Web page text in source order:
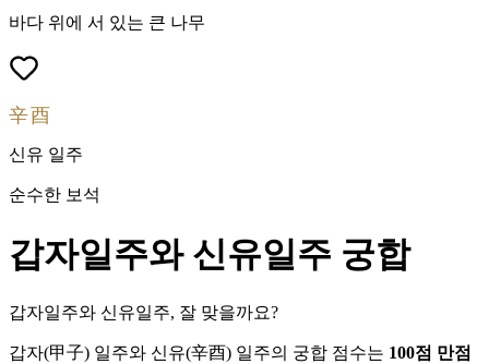
바다 위에 서 있는 큰 나무
辛酉
신유 일주
순수한 보석
갑자일주와 신유일주 궁합
갑자일주와 신유일주, 잘 맞을까요?
갑자(甲子) 일주와 신유(辛酉) 일주의 궁합 점수는 100점 만점